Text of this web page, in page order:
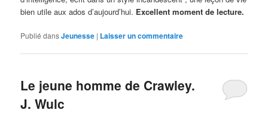
bien utile aux ados d’aujourd’hui. Excellent moment de lecture.
Publié dansJeunesse | Laisser un commentaire
Le jeune homme de Crawley.
J. Wulc